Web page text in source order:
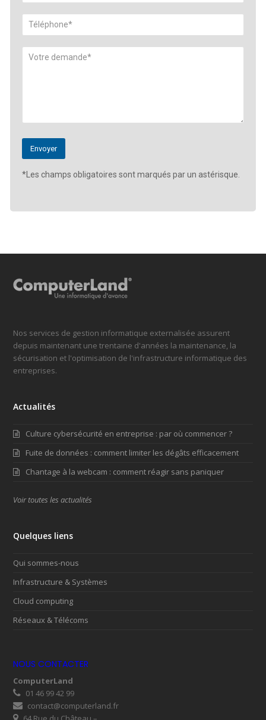
*Les champs obligatoires sont marqués par un astérisque.
Nos services de gestion informatique externalisée assurent
depuis maintenant une trentaine d'années la maintenance, la
sécurisation et l'optimisation de l'infrastructure informatique des
entreprises.
Actualités
Culture cybersécurité en entreprise : par où commencer ?
Fuite de données : comment limiter les dégâts efficacement
Chantage à la webcam : comment réagir sans paniquer
Voir toutes les actualités
Quelques liens
Qui sommes-nous
Infrastructure & Systèmes
Cloud computing
Réseaux & Télécoms
NOUS CONTACTER
ComputerLand
01 46 99 42 99
contact@computerland.fr